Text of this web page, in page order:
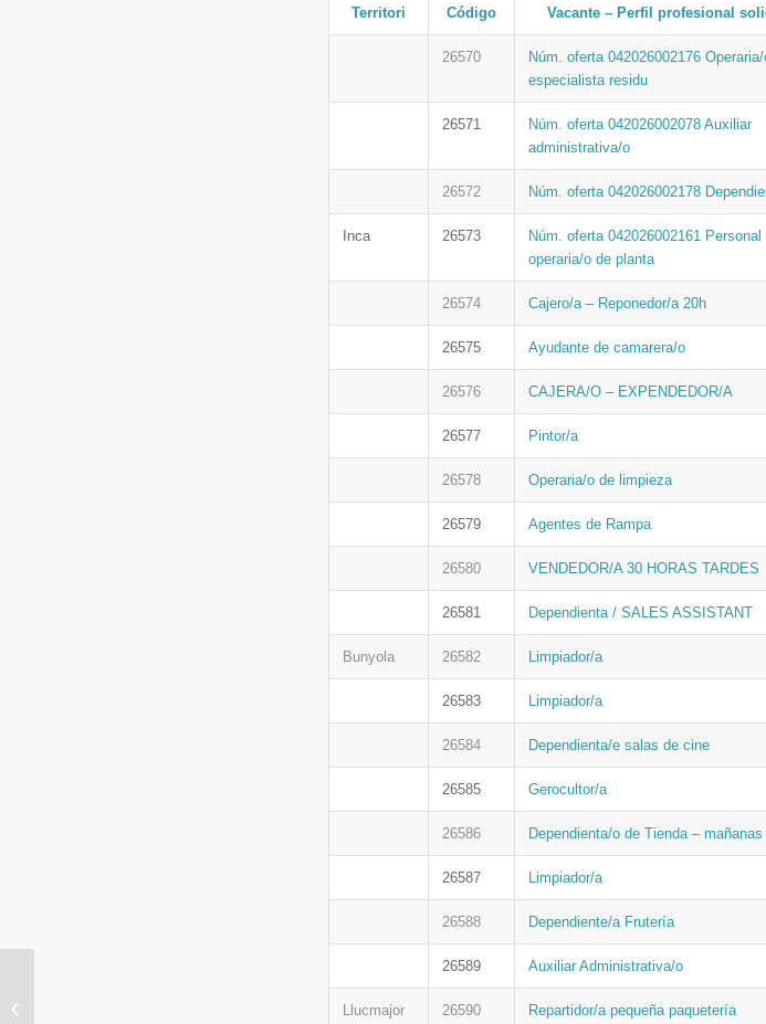
Territori Código Vacante – Perfil profesional
26570
Núm. oferta 042026002176
especialista residu
26571
Núm. oferta 042026002078 Auxiliar
administrativa/o
26572 Núm. oferta 042026002178
Inca 26573
Núm. oferta 042026002161 Personal
operaria/o de planta
26574 Cajero/a – Reponedor/a 20h
26575 Ayudante de camarera/o
26576 CAJERA/O – EXPENDEDOR/A
26577 Pintor/a
26578 Operaria/o de limpieza
26579 Agentes de Rampa
26580 VENDEDOR/A 30 HORAS TARDES
26581 Dependienta / SALES ASSISTANT
Bunyola 26582 Limpiador/a
26583 Limpiador/a
26584 Dependienta/e salas de cine
26585 Gerocultor/a
26586 Dependienta/o de Tienda – mañanas
26587 Limpiador/a
26588 Dependiente/a Frutería
26589 Auxiliar Administrativa/o
Llucmajor 26590 Repartidor/a pequeña paquetería